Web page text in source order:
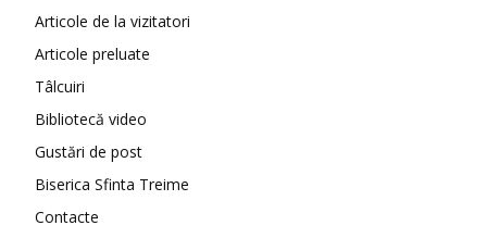
Articole de la vizitatori
Articole preluate
Tâlcuiri
Bibliotecă video
Gustări de post
Biserica Sfinta Treime
Contacte